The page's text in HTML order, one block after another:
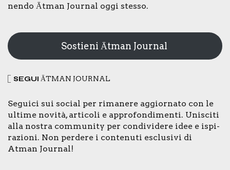
nen­do Ātman Jour­nal oggi stes­so.
Sostieni Ātman Journal
SEGUI ĀTMAN JOUR­NAL
Segui­ci sui social per rima­ne­re aggior­na­to con le
ulti­me novi­tà, arti­co­li e appro­fon­di­men­ti. Uni­sci­ti
alla nostra com­mu­ni­ty per con­di­vi­de­re idee e ispi­
ra­zio­ni. Non per­de­re i con­te­nu­ti esclu­si­vi di
Atman Jour­nal!